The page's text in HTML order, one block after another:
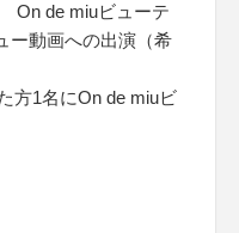
On de miuビューテ
ー動画への出演（希
方1名にOn de miuビ